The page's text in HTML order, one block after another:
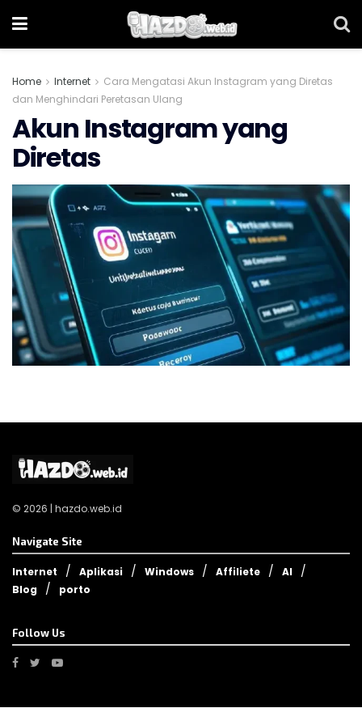
Home Internet
Cara Mengatasi Akun Instagram yang Diretas
dan Menghindari Peretasan Ulang
Akun Instagram yang
Diretas
© 2026 | hazdo.web.id
Navigate Site
Internet Aplikasi Windows Affiliete
AI
Blog
porto
Follow Us